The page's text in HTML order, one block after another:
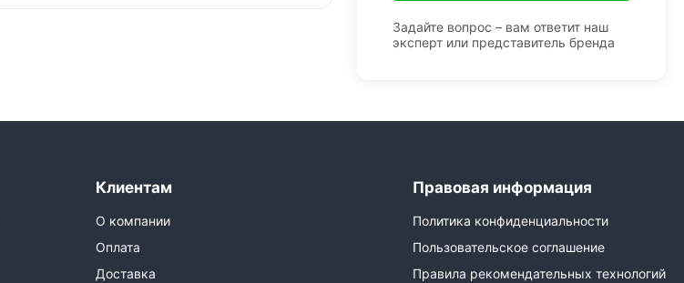
Задайте вопрос – вам ответит наш
эксперт или представитель бренда
Клиентам
О компании
Оплата
Доставка
Правовая информация
Политика конфиденциальности
Пользовательское соглашение
Правила рекомендательных технологий